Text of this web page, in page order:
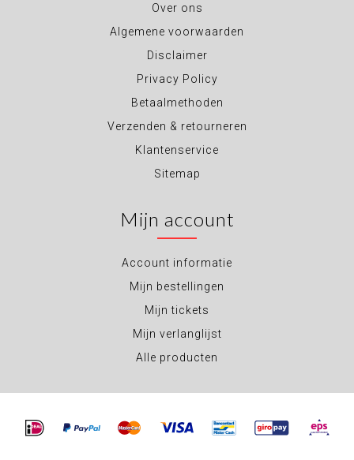
Over ons
Algemene voorwaarden
Disclaimer
Privacy Policy
Betaalmethoden
Verzenden & retourneren
Klantenservice
Sitemap
Mijn account
Account informatie
Mijn bestellingen
Mijn tickets
Mijn verlanglijst
Alle producten